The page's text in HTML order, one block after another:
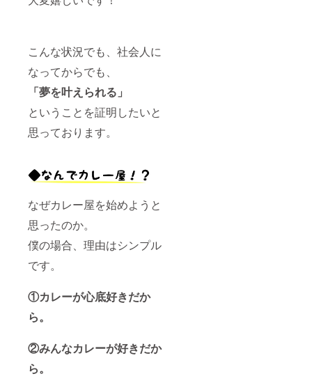
こんな状況でも、社会人に
なってからでも、
「夢を叶えられる」
ということを証明したいと
思っております。
なぜカレー屋を始めようと
思ったのか。
僕の場合、理由はシンプル
です。
①カレーが心底好きだか
ら。
②みんなカレーが好きだか
ら。